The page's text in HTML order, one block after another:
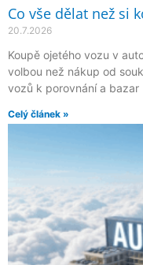
Co vše dělat než si
20.7.2026
Koupě ojetého vozu v
volbou než nákup od
vozů k porovnání a bazar
Celý článek »